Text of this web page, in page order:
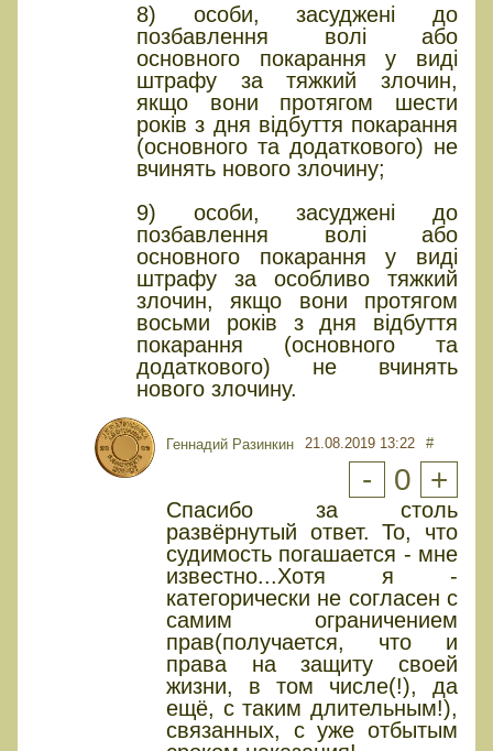
8) особи, засуджені до
позбавлення волі або
основного покарання у виді
штрафу за тяжкий злочин,
якщо вони протягом шести
років з дня відбуття покарання
(основного та додаткового) не
вчинять нового злочину;
9) особи, засуджені до
позбавлення волі або
основного покарання у виді
штрафу за особливо тяжкий
злочин, якщо вони протягом
восьми років з дня відбуття
покарання (основного та
додаткового) не вчинять
нового злочину.
Геннадий Разинкин 21.08.2019 13:22 #
- 0 +
Спасибо за столь
развёрнутый ответ. То, что
судимость погашается - мне
известно...Хотя я -
категорически не согласен с
самим ограничением
прав(получается, что и
права на защиту своей
жизни, в том числе(!), да
ещё, с таким длительным!),
связанных, с уже отбытым